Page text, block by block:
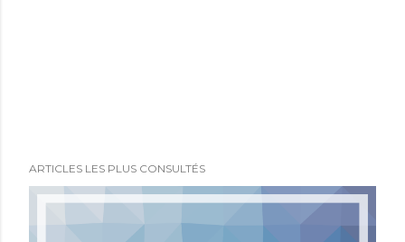
ARTICLES LES PLUS CONSULTÉS